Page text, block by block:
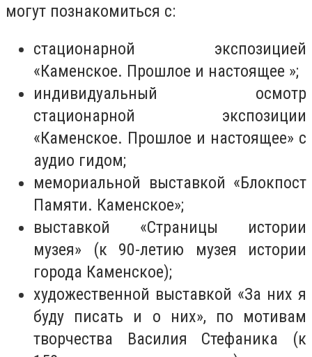
могут познакомиться с:
стационарной экспозицией
«Каменское. Прошлое и настоящее »;
индивидуальный осмотр
стационарной экспозиции
«Каменское. Прошлое и настоящее» с
аудио гидом;
мемориальной выставкой «Блокпост
Памяти. Каменское»;
выставкой «Страницы истории
музея» (к 90-летию музея истории
города Каменское);
художественной выставкой «За них я
буду писать и о них», по мотивам
творчества Василия Стефаника (к